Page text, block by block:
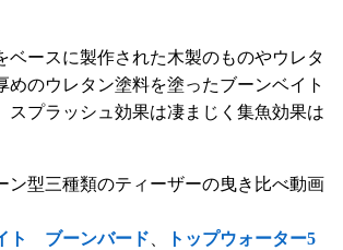
ベースに製作された木製のものやウレタ
めのウレタン塗料を塗ったブーンベイト
スプラッシュ効果は凄まじく集魚効果は
ン型三種類のティーザーの曳き比べ動画
ト ブーンバード
トップウォーター5